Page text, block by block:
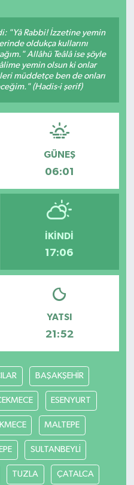
"Yâ Rabbi! İzzetine yemin
oldukça kullarını
Allâhü Teâlâ ise şöyle
yemin olsun ki onlar
müddetçe ben de onları
(Hadis-i şerif)
GÜNEŞ
06:01
İKINDI
17:06
YATSI
21:52
BAŞAKŞEHİR
ESENYURT
MALTEPE
SULTANBEYLİ
TUZLA ÇATALCA